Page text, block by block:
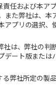
任および本アプ
また弊社は、本
アプリの選択、
は、弊社の判
デート版または
弊社所定の製